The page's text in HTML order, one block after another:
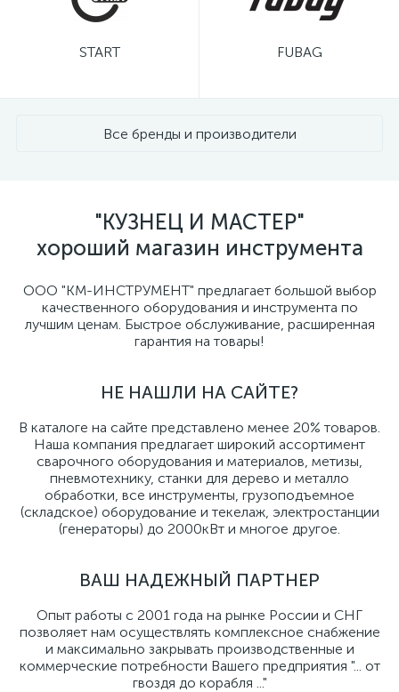
START FUBAG
Все бренды и производители
"КУЗНЕЦ И МАСТЕР"
хороший магазин инструмента
ООО "КМ-ИНСТРУМЕНТ" предлагает большой выбор
качественного оборудования и инструмента по
лучшим ценам. Быстрое обслуживание, расширенная
гарантия на товары!
НЕ НАШЛИ НА САЙТЕ?
В каталоге на сайте представлено менее 20% товаров.
Наша компания предлагает широкий ассортимент
сварочного оборудования и материалов, метизы,
пневмотехнику, станки для дерево и металло
обработки, все инструменты, грузоподъемное
(складское) оборудование и текелаж, электростанции
(генераторы) до 2000кВт и многое другое.
ВАШ НАДЕЖНЫЙ ПАРТНЕР
Опыт работы с 2001 года на рынке России и СНГ
позволяет нам осуществлять комплексное снабжение
и максимально закрывать производственные и
коммерческие потребности Вашего предприятия "... от
гвоздя до корабля ..."